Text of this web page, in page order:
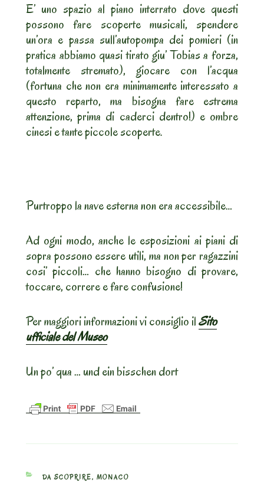
E’ uno spazio al piano interrato dove questi
possono fare scoperte musicali, spendere
un’ora e passa sull’autopompa dei pomieri (in
pratica abbiamo quasi tirato giu’ Tobias a forza,
totalmente stremato), giocare con l’acqua
(fortuna che non era minimamente interessato a
questo reparto, ma bisogna fare estrema
attenzione, prima di caderci dentro!) e ombre
cinesi e tante piccole scoperte.
Purtroppo la nave esterna non era accessibile…
Ad ogni modo, anche le esposizioni ai piani di
sopra possono essere utili, ma non per ragazzini
cosi’ piccoli… che hanno bisogno di provare,
toccare, correre e fare confusione!
Per maggiori informazioni vi consiglio ilSito
ufficiale del Museo
Un po’ qua … und ein bisschen dort
CATEGORIES
DA SCOPRIRE, MONACO